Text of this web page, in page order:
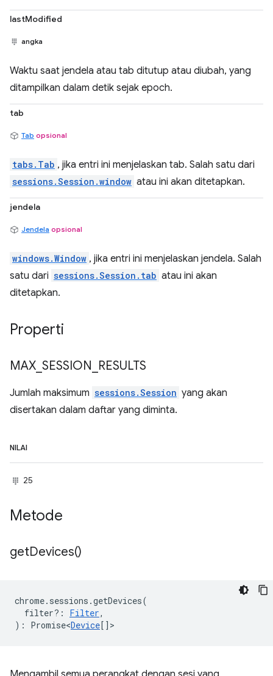
lastModified
angka
Waktu saat jendela atau tab ditutup atau diubah, yang
ditampilkan dalam detik sejak epoch.
tab
Tab opsional
tabs.Tab , jika entri ini menjelaskan tab. Salah satu dari
sessions.Session.window atau ini akan ditetapkan.
jendela
Jendela opsional
windows.Window , jika entri ini menjelaskan jendela. Salah
satu dari sessions.Session.tab atau ini akan
ditetapkan.
Properti
MAX SESSION RESULTS
Jumlah maksimum sessions.Session yang akan
disertakan dalam daftar yang diminta.
NILAI
25
Metode
getDevices()
chrome. sessions .getDevices(
filter? : Filter,
) : Promise<Device[] >